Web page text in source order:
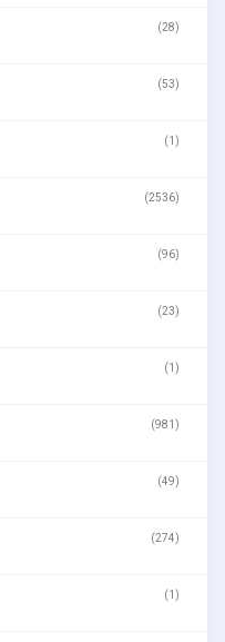
(28)
(53)
(1)
(2536)
(96)
(23)
(1)
(981)
(49)
(274)
(1)